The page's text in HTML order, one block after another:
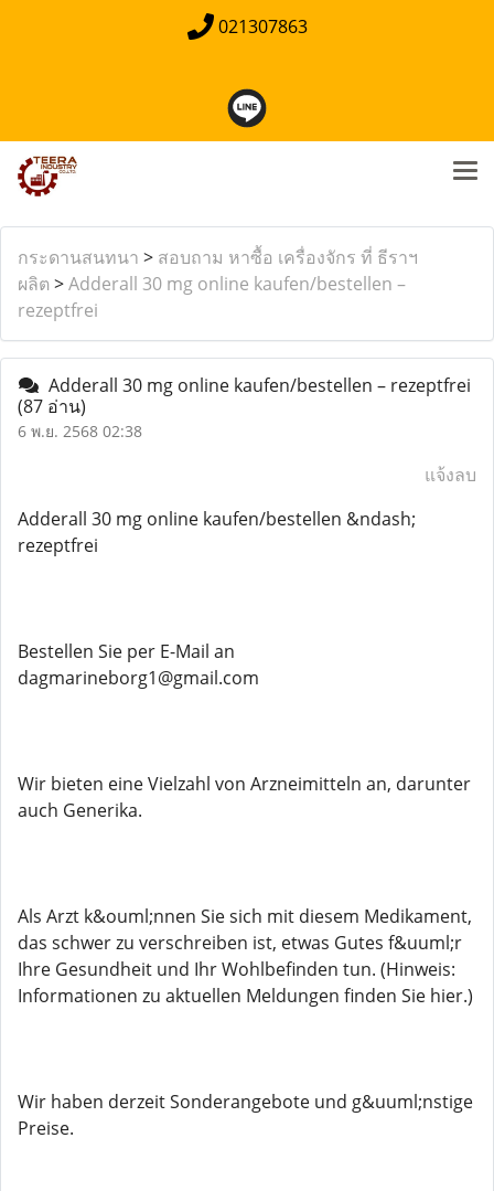
021307863
กระดานสนทนา > สอบถาม หาซื้อ เครื่องจักร ที่ ธีราฯ
ผลิต >Adderall 30 mg online kaufen/bestellen –
rezeptfrei
Adderall 30 mg online kaufen/bestellen – rezeptfrei
(87 อ่าน)
6 พ.ย. 2568 02:38
แจ้งลบ
Adderall 30 mg online kaufen/bestellen &ndash;
rezeptfrei
Bestellen Sie per E-Mail an
dagmarineborg1@gmail.com
Wir bieten eine Vielzahl von Arzneimitteln an, darunter
auch Generika.
Als Arzt k&ouml;nnen Sie sich mit diesem Medikament,
das schwer zu verschreiben ist, etwas Gutes f&uuml;r
Ihre Gesundheit und Ihr Wohlbefinden tun. (Hinweis:
Informationen zu aktuellen Meldungen finden Sie hier.)
Wir haben derzeit Sonderangebote und g&uuml;nstige
Preise.